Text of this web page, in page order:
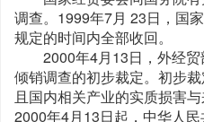
调查。1999年7月 23日，国
规定的时间内全部收回。
2000年4月13日，外经贸
倾销调查的初步裁定。初步
且国内相关产业的实质损害
2000年4月13日起，中华人